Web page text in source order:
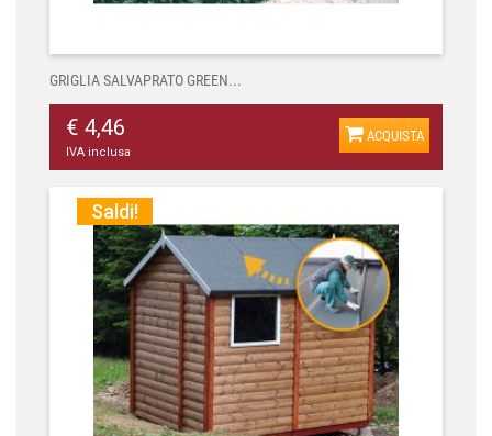
GRIGLIA SALVAPRATO GREEN...
€ 4,46
IVA inclusa
ACQUISTA
Saldi!